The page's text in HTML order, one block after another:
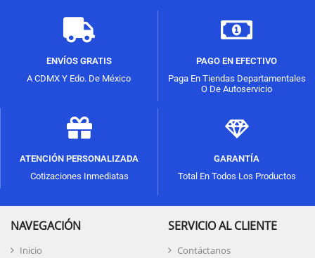
ENVÍOS GRATIS
A CDMX Y Edo. De México
PAGO EN EFECTIVO
Paga En Tiendas Departamentales
O De Autoservicio
ATENCIÓN PERSONALIZADA
Cotizaciones Inmediatas
GARANTÍA
Total En Todos Los Productos
NAVEGACIÓN
Inicio
SERVICIO AL CLIENTE
Contáctanos